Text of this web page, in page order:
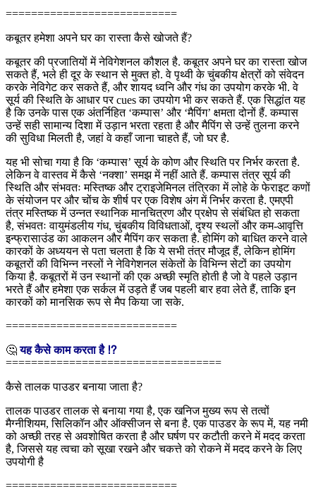
===========================
कबूतर हमेशा अपने घर का रास्ता कैसे खोजते हैं?
कबूतर की प्रजातियों में नेविगेशनल कौशल है. कबूतर अपने घर का रास्ता खोज
सकते हैं, भले ही दूर के स्थान से मुक्त हो. वे पृथ्वी के चुंबकीय क्षेत्रों को संवेदन
करके नेविगेट कर सकते हैं, और शायद ध्वनि और गंध का उपयोग करके भी. वे
सूर्य की स्थिति के आधार पर cues का उपयोग भी कर सकते हैं. एक सिद्धांत यह
है कि उनके पास एक अंतर्निहित ‘कम्पास’ और ‘मैपिंग’ क्षमता दोनों हैं. कम्पास
उन्हें सही सामान्य दिशा में उड़ान भरता रहता है और मैपिंग से उन्हें तुलना करने
की सुविधा मिलती है, जहां वे कहाँ जाना चाहते हैं, जो घर है.
यह भी सोचा गया है कि ‘कम्पास’ सूर्य के कोण और स्थिति पर निर्भर करता है.
लेकिन वे वास्तव में कैसे ‘नक्शा’ समझ में नहीं आते हैं. कम्पास तंत्र सूर्य की
स्थिति और संभवतः मस्तिष्क और ट्राइजेमिनल तंत्रिका में लोहे के फेराइट कणों
के संयोजन पर और चोंच के शीर्ष पर एक विशेष अंग में निर्भर करता है. एमएपी
तंत्र मस्तिष्क में उन्नत स्थानिक मानचित्रण और प्रक्षेप से संबंधित हो सकता
है, संभवतः वायुमंडलीय गंध, चुंबकीय विविधताओं, दृश्य स्थलों और कम-आवृत्ति
इन्फ्रासाउंड का आकलन और मैपिंग कर सकता है. होमिंग को बाधित करने वाले
कारकों के अध्ययन से पता चलता है कि ये सभी तंत्र मौजूद हैं, लेकिन होमिंग
कबूतरों की विभिन्न नस्लों ने नेविगेशनल संकेतों के विभिन्न सेटों का उपयोग
किया है. कबूतरों में उन स्थानों की एक अच्छी स्मृति होती है जो वे पहले उड़ान
भरते हैं और हमेशा एक सर्कल में उड़ते हैं जब पहली बार हवा लेते हैं, ताकि इन
कारकों को मानसिक रूप से मैप किया जा सके.
===========================
🤔यह कैसे काम करता है ⁉
==================================
कैसे तालक पाउडर बनाया जाता है?
तालक पाउडर तालक से बनाया गया है, एक खनिज मुख्य रूप से तत्वों
मैग्नीशियम, सिलिकॉन और ऑक्सीजन से बना है. एक पाउडर के रूप में, यह नमी
को अच्छी तरह से अवशोषित करता है और घर्षण पर कटौती करने में मदद करता
है, जिससे यह त्वचा को सूखा रखने और चकत्ते को रोकने में मदद करने के लिए
उपयोगी है
===========================